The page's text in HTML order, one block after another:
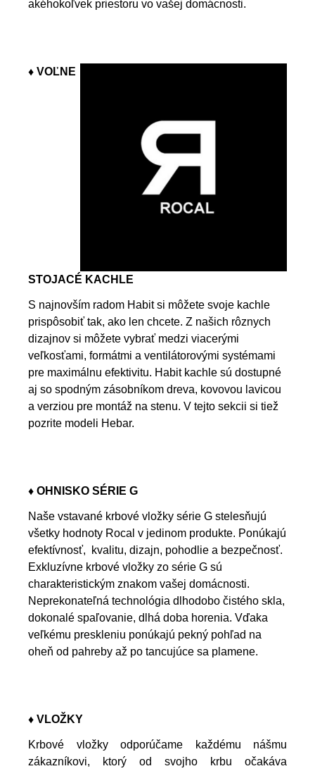
akéhokoľvek priestoru vo vašej domácnosti.
♦ VOĽNE
STOJACÉ KACHLE
S najnovším radom Habit si môžete svoje kachle
prispôsobiť tak, ako len chcete. Z našich rôznych
dizajnov si môžete vybrať medzi viacerými
veľkosťami, formátmi a ventilátorovými systémami
pre maximálnu efektivitu. Habit kachle sú dostupné
aj so spodným zásobníkom dreva, kovovou lavicou
a verziou pre montáž na stenu. V tejto sekcii si tiež
pozrite modeli Hebar.
♦ OHNISKO SÉRIE G
Naše vstavané krbové vložky série G stelesňujú
všetky hodnoty Rocal v jedinom produkte. Ponúkajú
efektívnosť, kvalitu, dizajn, pohodlie a bezpečnosť.
Exkluzívne krbové vložky zo série G sú
charakteristickým znakom vašej domácnosti.
Neprekonateľná technológia dlhodobo čistého skla,
dokonalé spaľovanie, dlhá doba horenia. Vďaka
veľkému preskleniu ponúkajú pekný pohľad na
oheň od pahreby až po tancujúce sa plamene.
♦ VLOŽKY
Krbové vložky odporúčame každému nášmu
zákazníkovi, ktorý od svojho krbu očakáva